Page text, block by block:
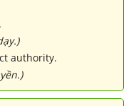
authority.